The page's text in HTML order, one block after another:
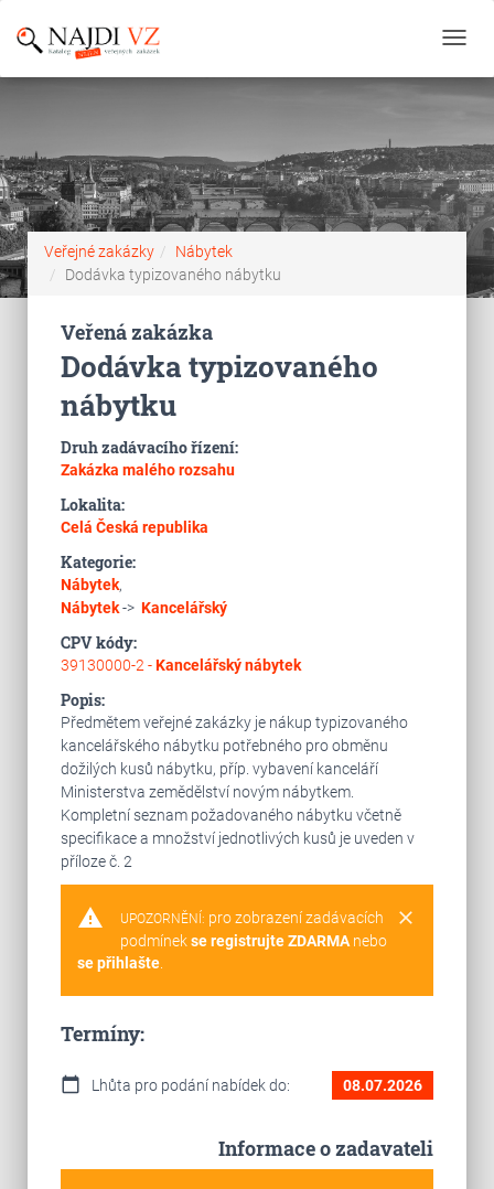
Veřejné zakázky
Nábytek
Dodávka typizovaného nábytku
Veřená zakázka
Dodávka typizovaného
nábytku
Druh zadávacího řízení:
Zakázka malého rozsahu
Lokalita:
Celá Česká republika
Kategorie:
Nábytek,
Nábytek-> Kancelářský
CPV kódy:
39130000-2 -Kancelářský nábytek
Popis:
Předmětem veřejné zakázky je nákup typizovaného
kancelářského nábytku potřebného pro obměnu
dožilých kusů nábytku, příp. vybavení kanceláří
Ministerstva zemědělství novým nábytkem.
Kompletní seznam požadovaného nábytku včetně
specifikace a množství jednotlivých kusů je uveden v
příloze č. 2
warning clear
UPOZORNĚNÍ: pro zobrazení zadávacích
podmínekse registrujte ZDARMAnebo
se přihlašte.
Termíny:
calendar_today Lhůta pro podání nabídek do: 08.07.2026
Informace o zadavateli